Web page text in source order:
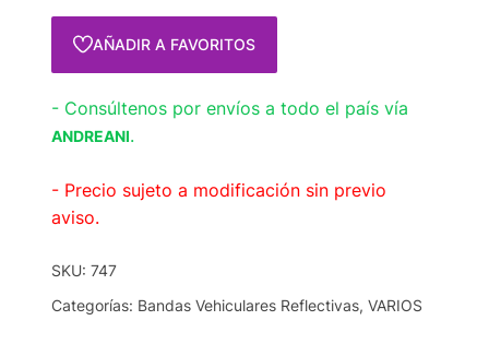
AÑADIR A FAVORITOS
- Consúltenos por envíos a todo el país vía
ANDREANI.
- Precio sujeto a modificación sin previo
aviso.
SKU:747
Categorías: Bandas Vehiculares Reflectivas,VARIOS